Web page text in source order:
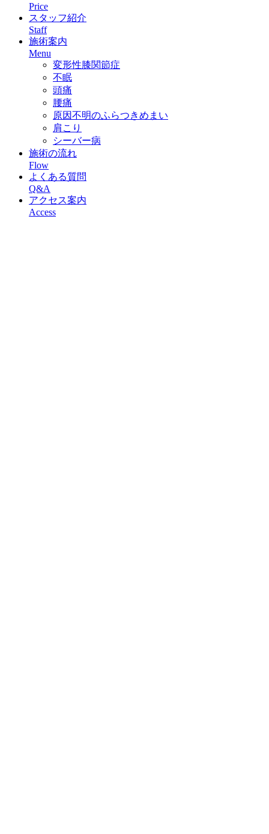
Price
スタッフ紹介
Staff
施術案内
Menu
変形性膝関節症
不眠
頭痛
腰痛
原因不明のふらつきめまい
肩こり
シーバー病
施術の流れ
Flow
よくある質問
Q&A
アクセス案内
Access